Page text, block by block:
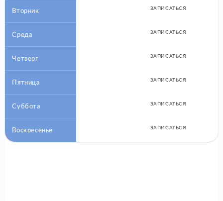
Вторник ЗАПИСАТЬСЯ
Среда ЗАПИСАТЬСЯ
Четверг ЗАПИСАТЬСЯ
Пятница ЗАПИСАТЬСЯ
Суббота ЗАПИСАТЬСЯ
Воскресенье ЗАПИСАТЬСЯ